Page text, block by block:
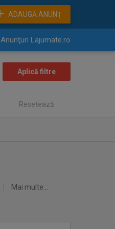
ADAUGĂ ANUNŢ
Anunţuri Lajumate.ro
Resetează
Mai multe...